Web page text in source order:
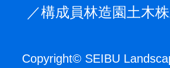
／構成員林造園⼟⽊
Copyright©SEIBU